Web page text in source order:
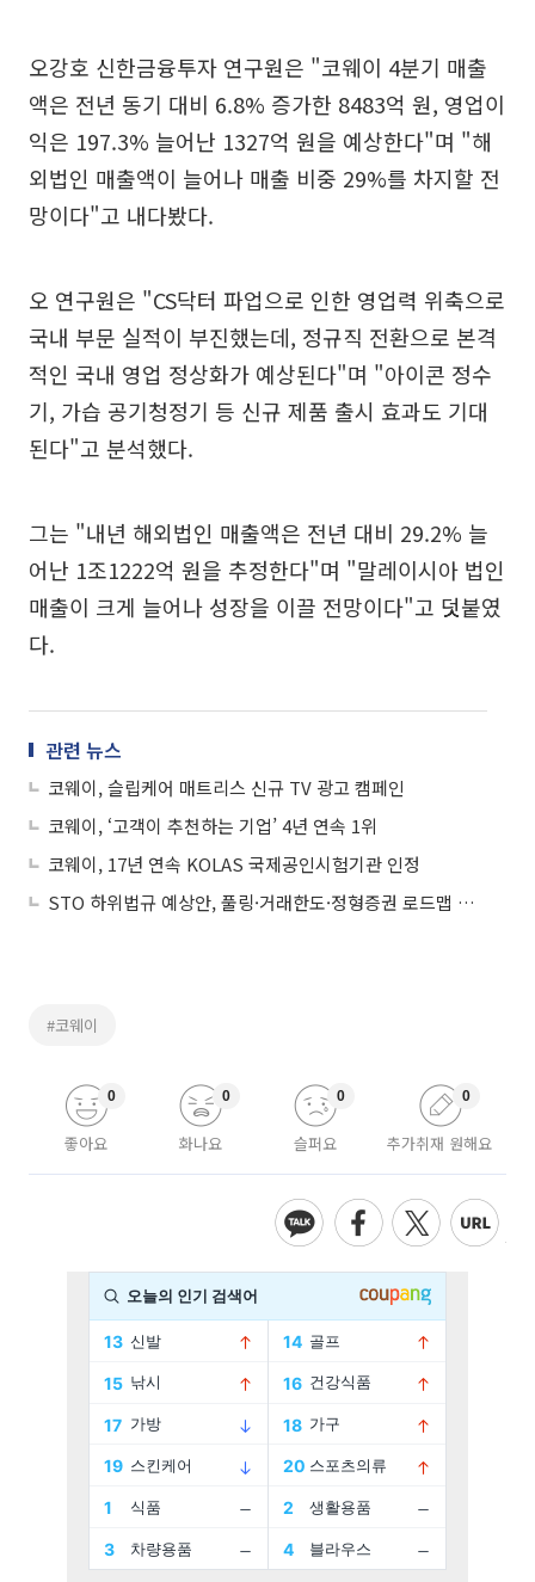
오강호 신한금융투자 연구원은 "코웨이 4분기 매출
액은 전년 동기 대비 6.8% 증가한 8483억 원, 영업이
익은 197.3% 늘어난 1327억 원을 예상한다"며 "해
외법인 매출액이 늘어나 매출 비중 29%를 차지할 전
망이다"고 내다봤다.
오 연구원은 "CS닥터 파업으로 인한 영업력 위축으로
국내 부문 실적이 부진했는데, 정규직 전환으로 본격
적인 국내 영업 정상화가 예상된다"며 "아이콘 정수
기, 가습 공기청정기 등 신규 제품 출시 효과도 기대
된다"고 분석했다.
그는 "내년 해외법인 매출액은 전년 대비 29.2% 늘
어난 1조1222억 원을 추정한다"며 "말레이시아 법인
매출이 크게 늘어나 성장을 이끌 전망이다"고 덧붙였
다.
관련 뉴스
코웨이, 슬립케어 매트리스 신규 TV 광고 캠페인
코웨이, ‘고객이 추천하는 기업’ 4년 연속 1위
코웨이, 17년 연속 KOLAS 국제공인시험기관 인정
STO 하위법규 예상안, 풀링·거래한도·정형증권 로드맵 제시
#코웨이
좋아요
0
화나요
0
슬퍼요
0
추가취재 원해요
0